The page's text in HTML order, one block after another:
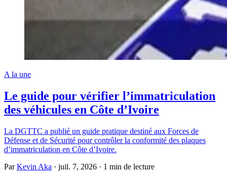
A la une
Le guide pour vérifier l’immatriculation
des véhicules en Côte d’Ivoire
La DGTTC a publié un guide pratique destiné aux Forces de
Défense et de Sécurité pour contrôler la conformité des plaques
d’immatriculation en Côte d’Ivoire.
ParKevin Aka · juil. 7, 2026 · 1 min de lecture